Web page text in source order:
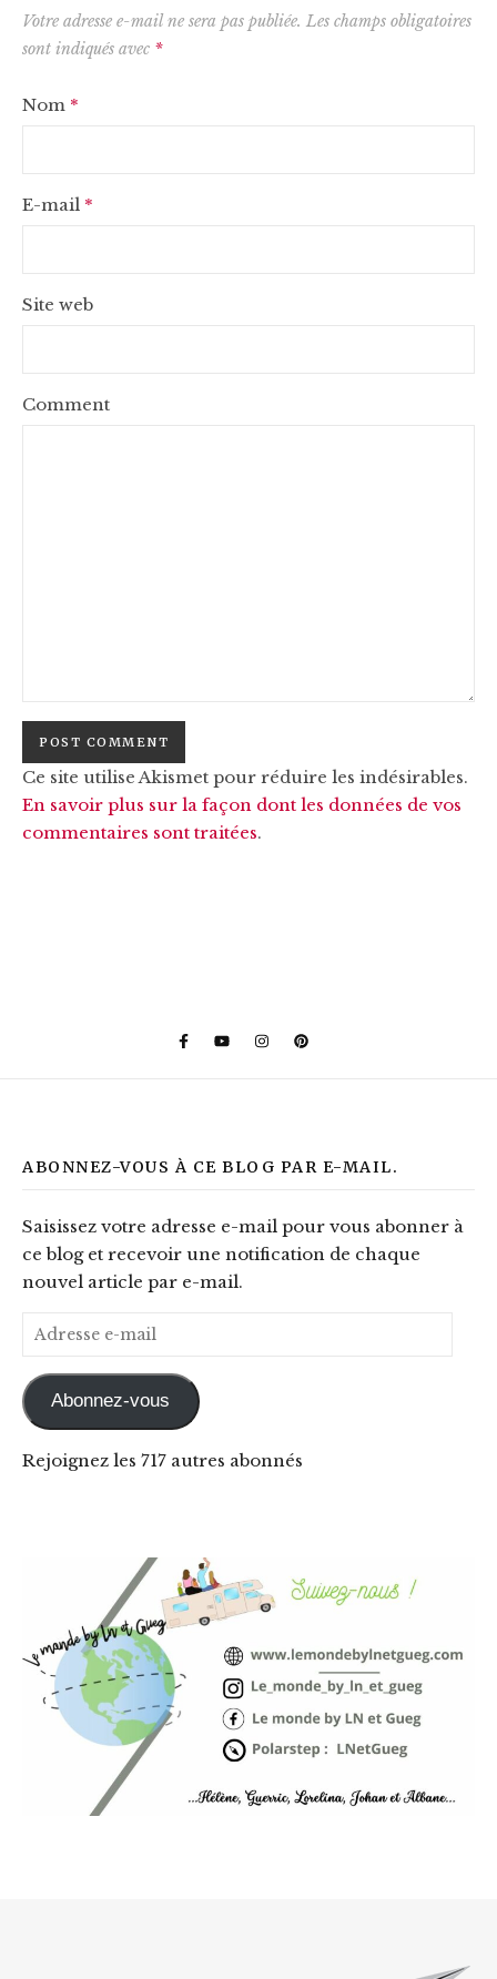
Votre adresse e-mail ne sera pas publiée. Les champs obligatoires
sont indiqués avec *
Nom *
E-mail *
Site web
Comment
Ce site utilise Akismet pour réduire les indésirables.
En savoir plus sur la façon dont les données de vos
commentaires sont traitées.
ABONNEZ-VOUS À CE BLOG PAR E-MAIL.
Saisissez votre adresse e-mail pour vous abonner à
ce blog et recevoir une notification de chaque
nouvel article par e-mail.
Adresse e-mail
Abonnez-vous
Rejoignez les 717 autres abonnés